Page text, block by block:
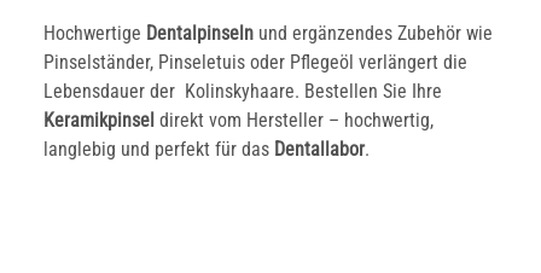
Hochwertige Dentalpinseln und ergänzendes Zubehör wie
Pinselständer, Pinseletuis oder Pflegeöl verlängert die
Lebensdauer der Kolinskyhaare. Bestellen Sie Ihre
Keramikpinsel direkt vom Hersteller – hochwertig,
langlebig und perfekt für das Dentallabor.